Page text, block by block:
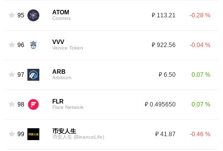
95 ATOM
Cosmos ₽ 113.21 -0.28 %
96 VVV
Venice Token ₽ 922.56 -0.04 %
97 ARB
Arbitrum ₽ 6.50 0.07 %
98 FLR
Flare Network ₽ 0.495650 0.07 %
99 币安人生
币安人生 (BinanceLife) ₽ 41.87 -0.46 %